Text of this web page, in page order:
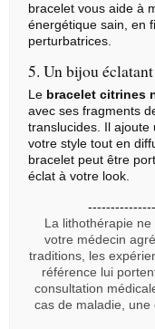
bracelet vous aide à
énergétique sain, en
perturbatrices.
5. Un bijou
Le bracelet citrines
avec ses fragments
translucides. Il ajoute
votre style tout en
bracelet peut être
éclat à votre look.
La lithothérapie
votre médecin
traditions, les
référence lui
consultation
cas de maladie,